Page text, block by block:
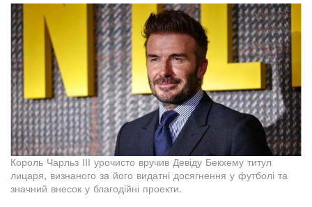
Король Чарльз ІІІ урочисто вручив Девіду Бекхему титул
лицаря, визнаного за його видатні досягнення у футболі та
значний внесок у благодійні проекти.